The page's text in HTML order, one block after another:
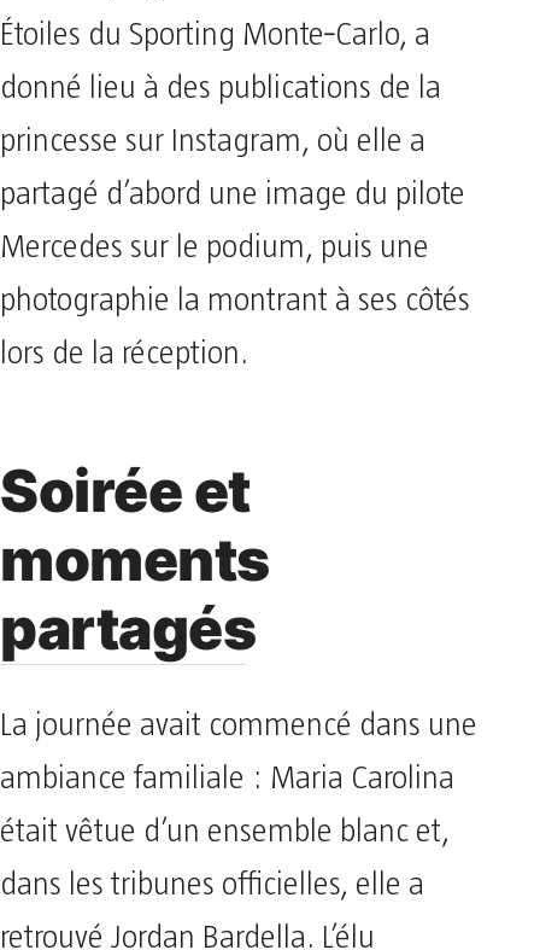
Étoiles du Sporting Monte‑Carlo, a
donné lieu à des publications de la
princesse sur Instagram, où elle a
partagé d’abord une image du pilote
Mercedes sur le podium, puis une
photographie la montrant à ses côtés
lors de la réception.
Soirée et
moments
partagés
La journée avait commencé dans une
ambiance familiale : Maria Carolina
était vêtue d’un ensemble blanc et,
dans les tribunes officielles, elle a
retrouvé Jordan Bardella. L’élu